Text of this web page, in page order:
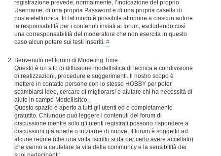
registrazione prevede, normalmente, l’indicazione del proprio
Username, di una propria Password e di una propria casella di
posta elettronica. In tal modo è possibile attribuire a ciascun autore
la responsabilità per i contenuti inviati ai forum, escludendo così
una corresponsabilità del moderatore che non esercita in questo
caso alcun potere sui testi inseriti. #
Benvenuto nel forum di Modeling Time.
Questo è un sito di diffusione modellistica di tecnica e condivisione
di realizzazioni, procedure e suggerimenti. Il nostro scopo è
mettere in contatto persone con lo stesso HOBBY per poter
scambiarsi idee, cercare di migliorarsi e aiutare chi ha necessità di
aiuto in campo Modellisitco.
Questo spazio è aperto a tutti gli utenti ed è completamente
gratutito. Chiunque può leggere i contenuti del forum di
discussione mentre solo gli utenti registrati possono rispondere a
discussioni già aperte o iniziarne di nuove. Il forum è soggetto ad
alcune regole (che una volta iscritto si da per certo avere accettato)
che vanno a cautelare la vita della community e la sensibilità dei